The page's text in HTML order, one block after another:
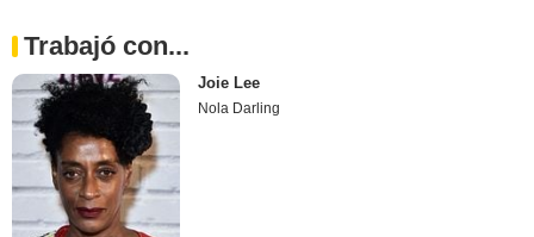
Trabajó con...
Joie Lee
Nola Darling